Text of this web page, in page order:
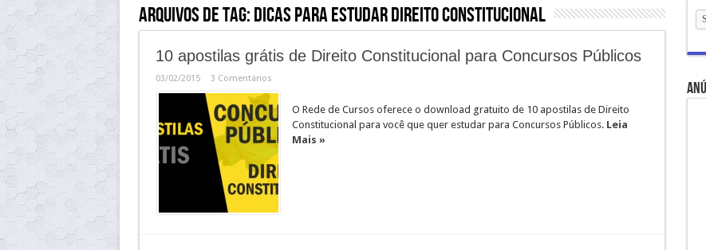
Arquivos de Tag:dicas para estudar direito constitucional
10 apostilas grátis de Direito Constitucional para Concursos Públicos
03/02/2015 3 Comentários
O Rede de Cursos oferece o download gratuito de 10 apostilas de Direito
Constitucional para você que quer estudar para Concursos Públicos. Leia
Mais »